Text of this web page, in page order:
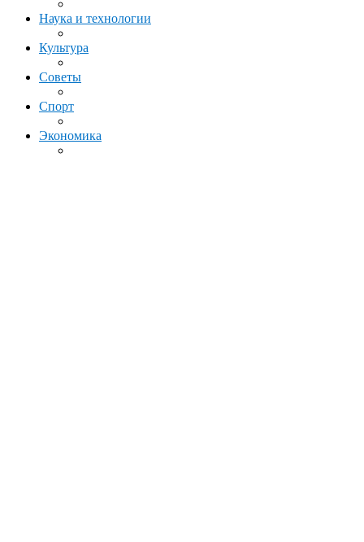
Наука и технологии
Культура
Советы
Спорт
Экономика